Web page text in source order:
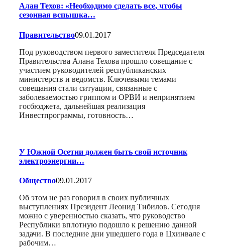
Алан Техов: «Необходимо сделать все, чтобы
сезонная вспышка…
Правительство09.01.2017
Под руководством первого заместителя Председателя
Правительства Алана Техова прошло совещание с
участием руководителей республиканских
министерств и ведомств. Ключевыми темами
совещания стали ситуации, связанные с
заболеваемостью гриппом и ОРВИ и непринятием
госбюджета, дальнейшая реализация
Инвестпрограммы, готовность…
У Южной Осетии должен быть свой источник
электроэнергии…
Общество09.01.2017
Об этом не раз говорил в своих публичных
выступлениях Президент Леонид Тибилов. Сегодня
можно с уверенностью сказать, что руководство
Республики вплотную подошло к решению данной
задачи. В последние дни ушедшего года в Цхинвале с
рабочим…